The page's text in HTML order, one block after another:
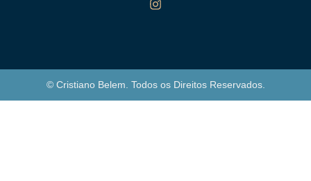
© Cristiano Belem. Todos os Direitos Reservados.